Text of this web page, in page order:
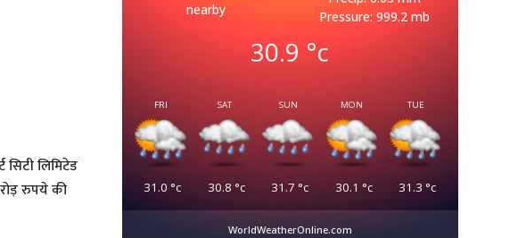
लिमिटेड
रुपये की
nearby
Pressure: 999.2 mb
30.9 °c
FRI
31.0 °c
SAT
30.8 °c
SUN
31.7 °c
MON
30.1 °c
TUE
31.3 °c
WorldWeatherOnline.com